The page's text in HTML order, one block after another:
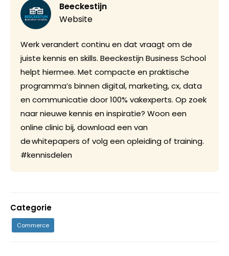
Beeckestijn
Website
Werk verandert continu en dat vraagt om de
juiste kennis en skills. Beeckestijn Business School
helpt hiermee. Met compacte en praktische
programma’s binnen digital, marketing, cx, data
en communicatie door 100% vakexperts. Op zoek
naar nieuwe kennis en inspiratie? Woon een
online clinic bij, download een van
de whitepapers of volg een opleiding of training.
#kennisdelen
Categorie
Commerce